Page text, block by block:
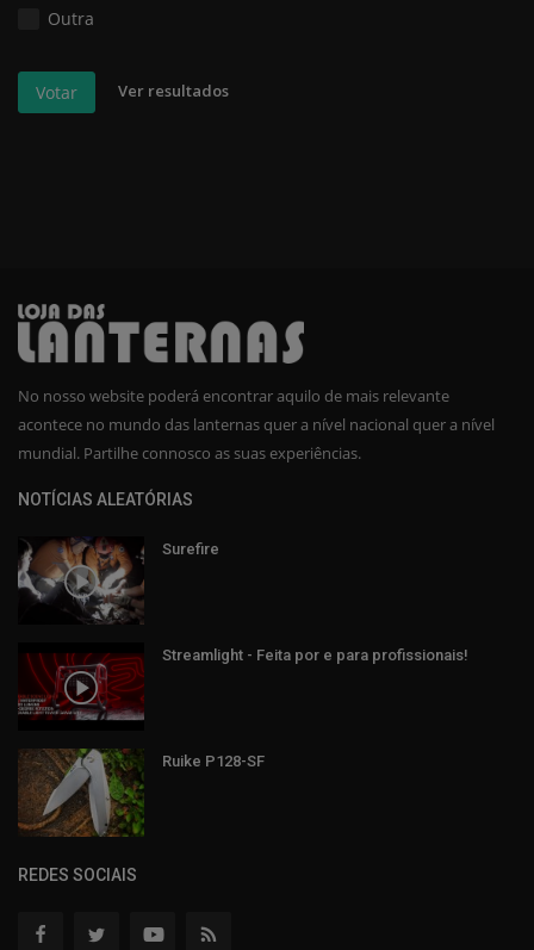
Outra
Votar Ver resultados
No nosso website poderá encontrar aquilo de mais relevante
acontece no mundo das lanternas quer a nível nacional quer a nível
mundial. Partilhe connosco as suas experiências.
NOTÍCIAS ALEATÓRIAS
Surefire
Streamlight - Feita por e para profissionais!
Ruike P128-SF
REDES SOCIAIS